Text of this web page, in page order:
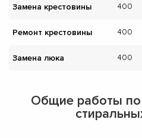
Замена крестовины 400
Ремонт крестовины 400
Замена люка 400
Общие работы